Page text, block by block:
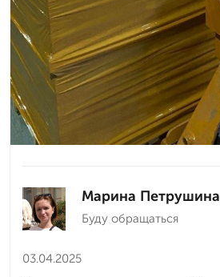
Марина Петрушина
Буду обращаться
03.04.2025